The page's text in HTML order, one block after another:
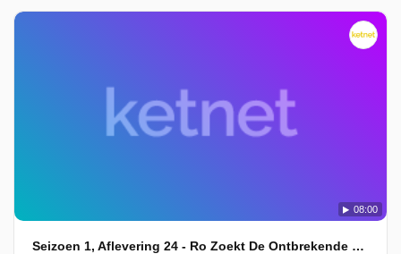
08:00
Seizoen 1, Aflevering 24 - Ro Zoekt De Ontbrekende Vork